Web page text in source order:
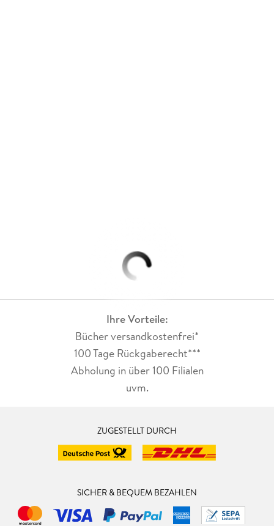
Ihre Vorteile:
Bücher versandkostenfrei*
100 Tage Rückgaberecht***
Abholung in über 100 Filialen
uvm.
ZUGESTELLT DURCH
SICHER & BEQUEM BEZAHLEN